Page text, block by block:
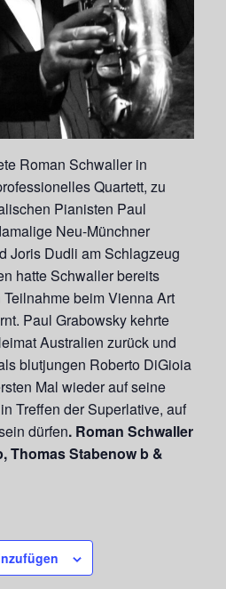
Roman Schwaller in
Quartett, zu
Pianisten Paul
Neu-Münchner
Joris Dudli am Schlagzeug
hatte Schwaller bereits
beim Vienna Art
Paul Grabowsky kehrte
Australien zurück und
blutjungen Roberto DiGioia
Mal wieder auf seine
Treffen der Superlative, auf
dürfen. Roman Schwaller
Thomas Stabenow b &